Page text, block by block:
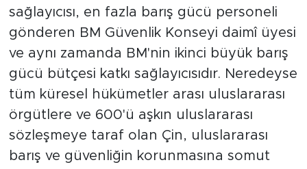
sağlayıcısı, en fazla barış gücü personeli
gönderen BM Güvenlik Konseyi daimî üyesi
ve aynı zamanda BM'nin ikinci büyük barış
gücü bütçesi katkı sağlayıcısıdır. Neredeyse
tüm küresel hükümetler arası uluslararası
örgütlere ve 600'ü aşkın uluslararası
sözleşmeye taraf olan Çin, uluslararası
barış ve güvenliğin korunmasına somut